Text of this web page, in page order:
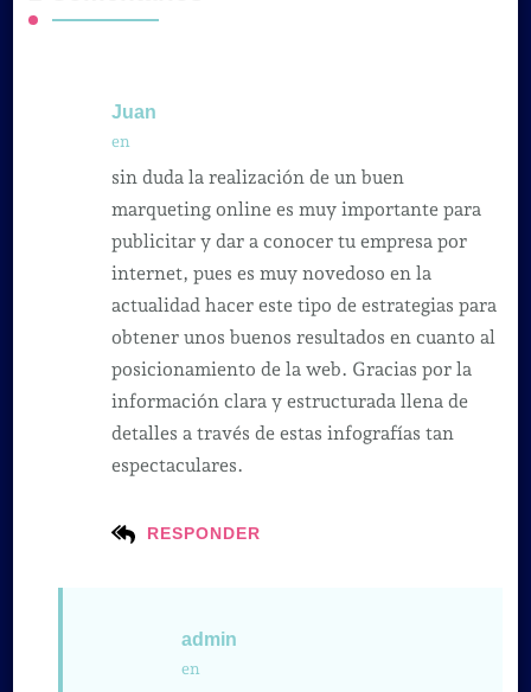
Juan
en
RESPONDER
sin duda la realización de un buen
marqueting online es muy importante para
publicitar y dar a conocer tu empresa por
internet, pues es muy novedoso en la
actualidad hacer este tipo de estrategias para
obtener unos buenos resultados en cuanto al
posicionamiento de la web. Gracias por la
información clara y estructurada llena de
detalles a través de estas infografías tan
espectaculares.
admin
en